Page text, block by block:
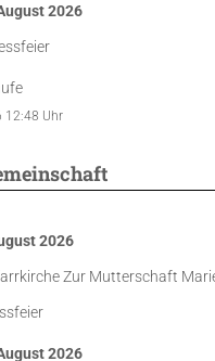
2026
12:48 Uhr
2026
Zur Mutterschaft
2026